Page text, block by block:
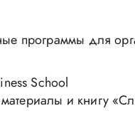
программы для
School
и книгу